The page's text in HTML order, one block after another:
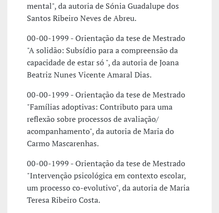
mental", da autoria de Sónia Guadalupe dos
Santos Ribeiro Neves de Abreu.
00-00-1999 - Orientação da tese de Mestrado
"A solidão: Subsídio para a compreensão da
capacidade de estar só ", da autoria de Joana
Beatriz Nunes Vicente Amaral Dias.
00-00-1999 - Orientação da tese de Mestrado
"Famílias adoptivas: Contributo para uma
reflexão sobre processos de avaliação/
acompanhamento", da autoria de Maria do
Carmo Mascarenhas.
00-00-1999 - Orientação da tese de Mestrado
"Intervenção psicológica em contexto escolar,
um processo co-evolutivo", da autoria de Maria
Teresa Ribeiro Costa.